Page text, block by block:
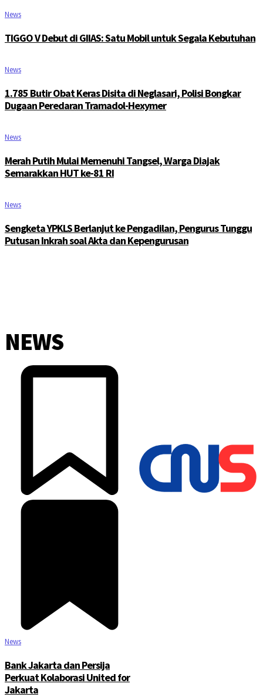
News
TIGGO V Debut di GIIAS: Satu Mobil untuk Segala Kebutuhan
News
1.785 Butir Obat Keras Disita di Neglasari, Polisi Bongkar
Dugaan Peredaran Tramadol-Hexymer
News
Merah Putih Mulai Memenuhi Tangsel, Warga Diajak
Semarakkan HUT ke-81 RI
News
Sengketa YPKLS Berlanjut ke Pengadilan, Pengurus Tunggu
Putusan Inkrah soal Akta dan Kepengurusan
NEWS
News
Bank Jakarta dan Persija
Perkuat Kolaborasi United for
Jakarta